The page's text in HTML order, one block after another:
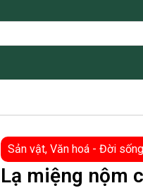
Sản vật, Văn hoá - Đời sống
Lạ miệng nộm